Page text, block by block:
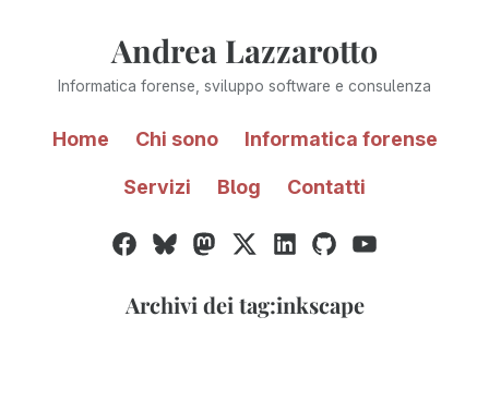
Andrea Lazzarotto
Informatica forense, sviluppo software e consulenza
Home Chi sono Informatica forense
Servizi Blog Contatti
Facebook
BlueskyMastodon
Twitter
X
LinkedInGitHubYouTube
Archivi dei tag:inkscape